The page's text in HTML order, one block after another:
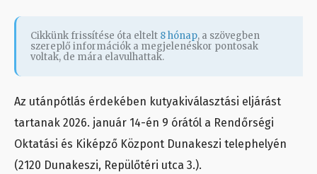
Cikkünk frissítése óta eltelt 8 hónap, a szövegben
szereplő információk a megjelenéskor pontosak
voltak, de mára elavulhattak.
Az utánpótlás érdekében kutyakiválasztási eljárást
tartanak 2026. január 14-én 9 órától a Rendőrségi
Oktatási és Kiképző Központ Dunakeszi telephelyén
(2120 Dunakeszi, Repülőtéri utca 3.).